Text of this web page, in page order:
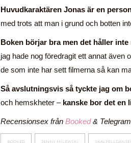
Huvudkaraktären Jonas är en
med trots att man i grund och botten
Boken börjar bra men det håller
jag hade nog föredragit ett annat även
de som inte har sett filmerna så kan
Så avslutningsvis så tyckte jag om
och hemskheter – kanske bor det en
Recensionsex från Booked&
BOOKED JENNY MILEWSKI